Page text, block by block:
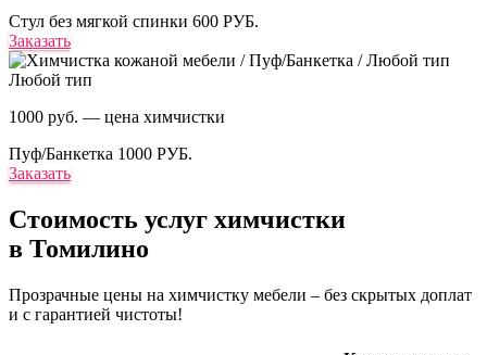
Стул без мягкой спинки 600 РУБ.
Заказать
Любой тип
1000 руб. — цена химчистки
Пуф/Банкетка 1000 РУБ.
Заказать
Стоимость услуг химчистки
в Томилино
Прозрачные цены на химчистку мебели – без скрытых доплат
и с гарантией чистоты!